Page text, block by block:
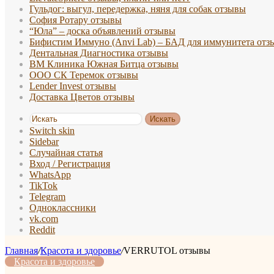
Гульдог: выгул, передержка, няня для собак отзывы
София Ротару отзывы
“Юла” – доска объявлений отзывы
Бифистим Иммуно (Anvi Lab) – БАД для иммунитета
Дентальная Диагностика отзывы
ВМ Клиника Южная Битца отзывы
ООО СК Теремок отзывы
Lender Invest отзывы
Доставка Цветов отзывы
Искать
Switch skin
Sidebar
Случайная статья
Вход / Регистрация
WhatsApp
TikTok
Telegram
Одноклассники
vk.com
Reddit
Главная/Красота и здоровье/VERRUTOL отзывы
Красота и здоровье